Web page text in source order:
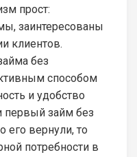
прост:
заинтересованы
клиентов.
без
способом
и удобство
первый займ без
его вернули, то
потребности в